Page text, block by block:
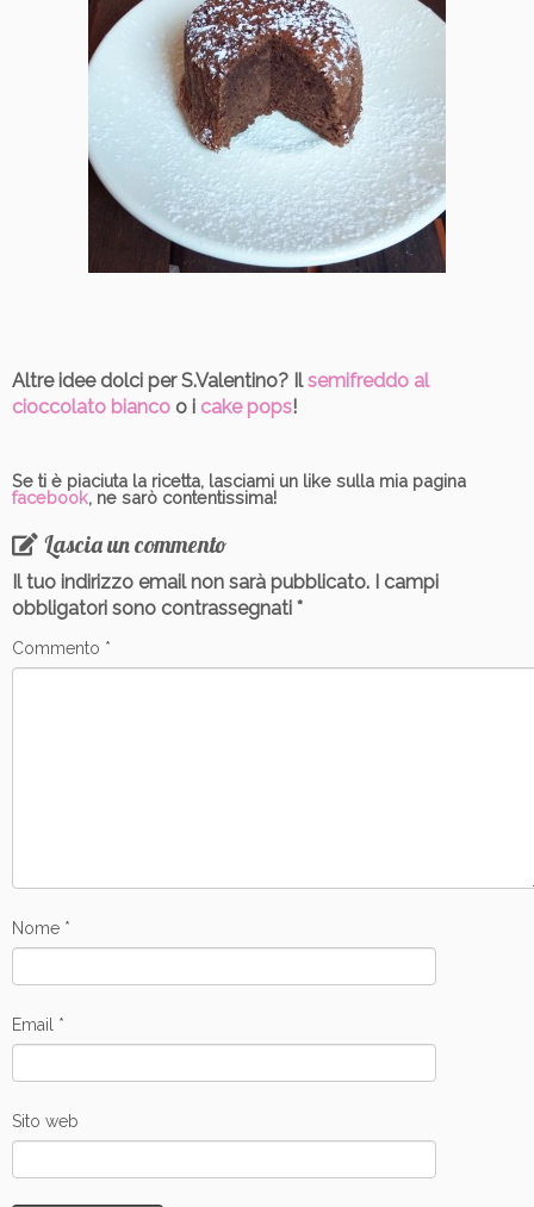
Altre idee dolci per S.Valentino? Ilsemifreddo al
cioccolato bianco o i cake pops!
Se ti è piaciuta la ricetta, lasciami un like sulla mia pagina
facebook, ne sarò contentissima!
Lascia un commento
Il tuo indirizzo email non sarà pubblicato. I campi
obbligatori sono contrassegnati *
Commento *
Nome *
Email *
Sito web